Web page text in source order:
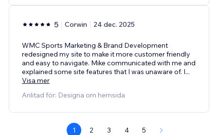
5 Corwin 24 dec. 2025
WMC Sports Marketing & Brand Development
redesigned my site to make it more customer friendly
and easy to navigate. Mike communicated with me and
explained some site features that I was unaware of. I...
Visa mer
Anlitad för: Designa om hemsida
1 2 3 4 5